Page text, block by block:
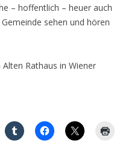
– hoffentlich – heuer auch
sehen und hören
Rathaus in Wiener